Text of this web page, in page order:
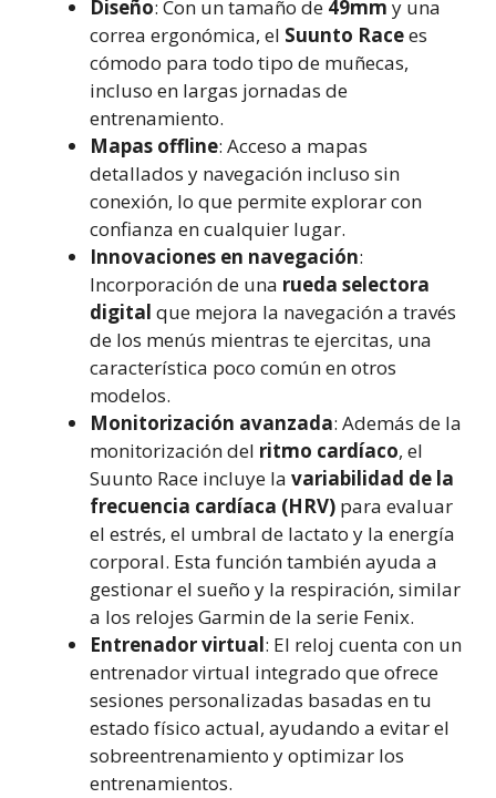
Diseño: Con un tamaño de 49mm y una
correa ergonómica, el Suunto Racees
cómodo para todo tipo de muñecas,
incluso en largas jornadas de
entrenamiento.
Mapas offline: Acceso a mapas
detallados y navegación incluso sin
conexión, lo que permite explorar con
confianza en cualquier lugar.
Innovaciones en navegación:
Incorporación de una rueda selectora
digital que mejora la navegación a través
de los menús mientras te ejercitas, una
característica poco común en otros
modelos.
Monitorización avanzada: Además de la
monitorización del ritmo cardíaco, el
Suunto Race incluye la variabilidad de la
frecuencia cardíaca (HRV) para evaluar
el estrés, el umbral de lactato y la energía
corporal. Esta función también ayuda a
gestionar el sueño y la respiración, similar
a los relojes Garmin de la serie Fenix.
Entrenador virtual: El reloj cuenta con un
entrenador virtual integrado que ofrece
sesiones personalizadas basadas en tu
estado físico actual, ayudando a evitar el
sobreentrenamiento y optimizar los
entrenamientos.